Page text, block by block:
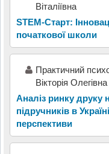
Віталіївна
STEM-Старт:
початкової школи
Практичний
Вікторія Олегівна
Аналіз ринку друку
підручників в
перспективи